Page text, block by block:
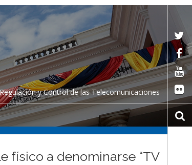
y Control de las Telecomunicaciones
físico a denominarse “TV